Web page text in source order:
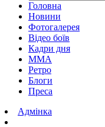
Головна
Новини
Фотогалерея
Відео боїв
Кадри дня
ММА
Ретро
Блоги
Преса
Адмінка